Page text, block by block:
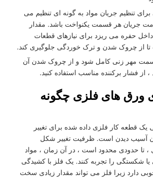
تنظیم جریان مواد به گونه ای تنظیم می
جریان هر قسمت یکنواخت باشد. مقدار
حفره می ریزد برای نیازهای قطعات
از چروک شدن و ترک خوردگی جلوگیری کند.
مهر زنی کامل شود و از چروک شدن آن
، از فشار برکننده مناسب استفاده کنید.
ورق های فلزی چگونه
یک قطعه کار فلزی داده شده برای تغییر
آسیب دیدن است. ظرفیت تغییر شکل
، تا حدودی محدود است ، در آن زمان ، مواد
شکستگی را تجربه کنند. یک فلز با کشیدگی
دارد زیرا فلز می تواند مقدار زیادی سخت